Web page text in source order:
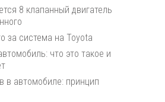
8 клапанный двигатель
за система на Toyota
что это такое и
в автомобиле: принцип